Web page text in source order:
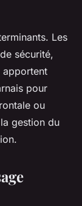
Les
sécurité,
apportent
pour
ou
gestion du